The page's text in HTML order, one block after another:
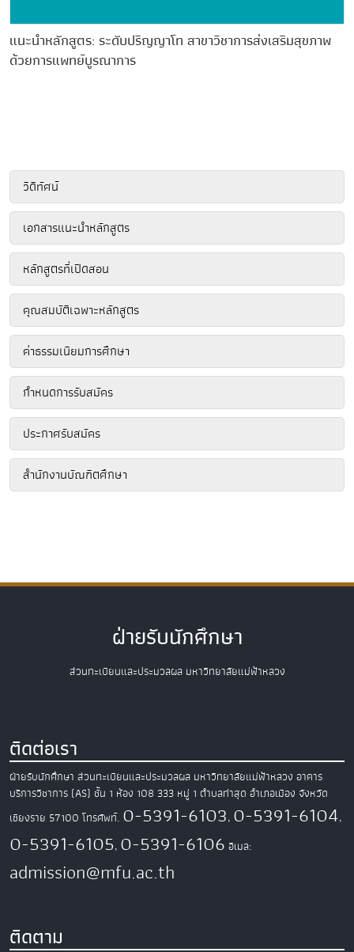
แนะนำหลักสูตร: ระดับปริญญาโท สาขาวิชาการส่งเสริมสุขภาพ
ด้วยการแพทย์บูรณาการ
วีดิทัศน์
เอกสารแนะนำหลักสูตร
หลักสูตรที่เปิดสอน
คุณสมบัติเฉพาะหลักสูตร
ค่าธรรมเนียมการศึกษา
กำหนดการรับสมัคร
ประกาศรับสมัคร
สำนักงานบัณฑิตศึกษา
ฝ่ายรับนักศึกษา
ส่วนทะเบียนและประมวลผล มหาวิทยาลัยแม่ฟ้าหลวง
ติดต่อเรา
ฝ่ายรับนักศึกษา ส่วนทะเบียนและประมวลผล มหาวิทยาลัยแม่ฟ้าหลวง อาคาร
บริการวิชาการ (AS) ชั้น 1 ห้อง 108 333 หมู่ 1 ตำบลท่าสุด อำเภอเมือง จังหวัด
เชียงราย 57100 โทรศัพท์. 0-5391-6103, 0-5391-6104,
0-5391-6105, 0-5391-6106 อีเมล:
admission@mfu.ac.th
ติดตาม